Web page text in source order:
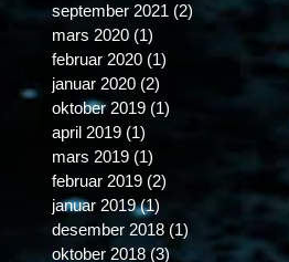
september 2021 (2) 2 posts
mars 2020 (1)
februar 2020 (1)
januar 2020 (2)
oktober 2019 (1)
april 2019 (1)
mars 2019 (1)
februar 2019 (2)
januar 2019 (1)
desember 2018 (1)
oktober 2018 (3)